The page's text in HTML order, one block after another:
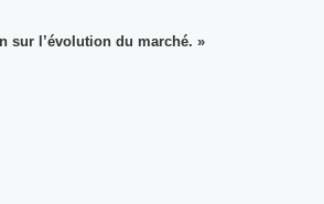
sur l’évolution du marché. »